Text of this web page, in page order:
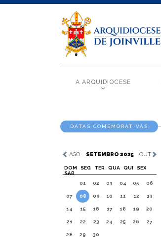
A ARQUIDIOCESE
DATAS COMEMORATIVAS
AGO SETEMBRO 2025 OUT
DOM SEG TER QUA QUI
SEX
SAB
01
02 03 04 05 06
07 08 09 10 11 12 13
14 15 16 17 18 19 20
21 22 23 24 25 26 27
28 29 30